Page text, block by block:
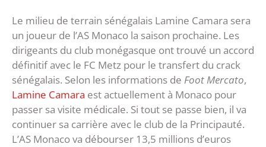
Le milieu de terrain sénégalais Lamine Camara sera
un joueur de l’AS Monaco la saison prochaine. Les
dirigeants du club monégasque ont trouvé un accord
définitif avec le FC Metz pour le transfert du crack
sénégalais. Selon les informations de Foot Mercato,
Lamine Camara est actuellement à Monaco pour
passer sa visite médicale. Si tout se passe bien, il va
continuer sa carrière avec le club de la Principauté.
L’AS Monaco va débourser 13,5 millions d’euros